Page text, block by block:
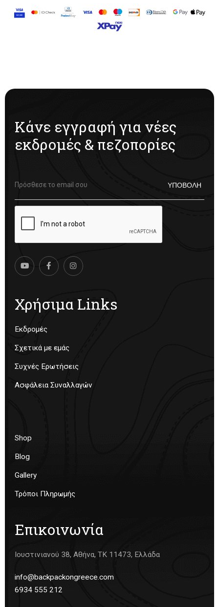
Κάνε εγγραφή για νέες
εκδρομές & πεζοπορίες
Χρήσιμα Links
Εκδρομές
Σχετικά με εμάς
Συχνές Ερωτήσεις
Ασφάλεια Συναλλαγών
Shop
Blog
Gallery
Τρόποι Πληρωμής
Επικοινωνία
Ιουστινιανού 38, Αθήνα, ΤΚ 11473, Ελλάδα
info@backpackongreece.com
6934 555 212